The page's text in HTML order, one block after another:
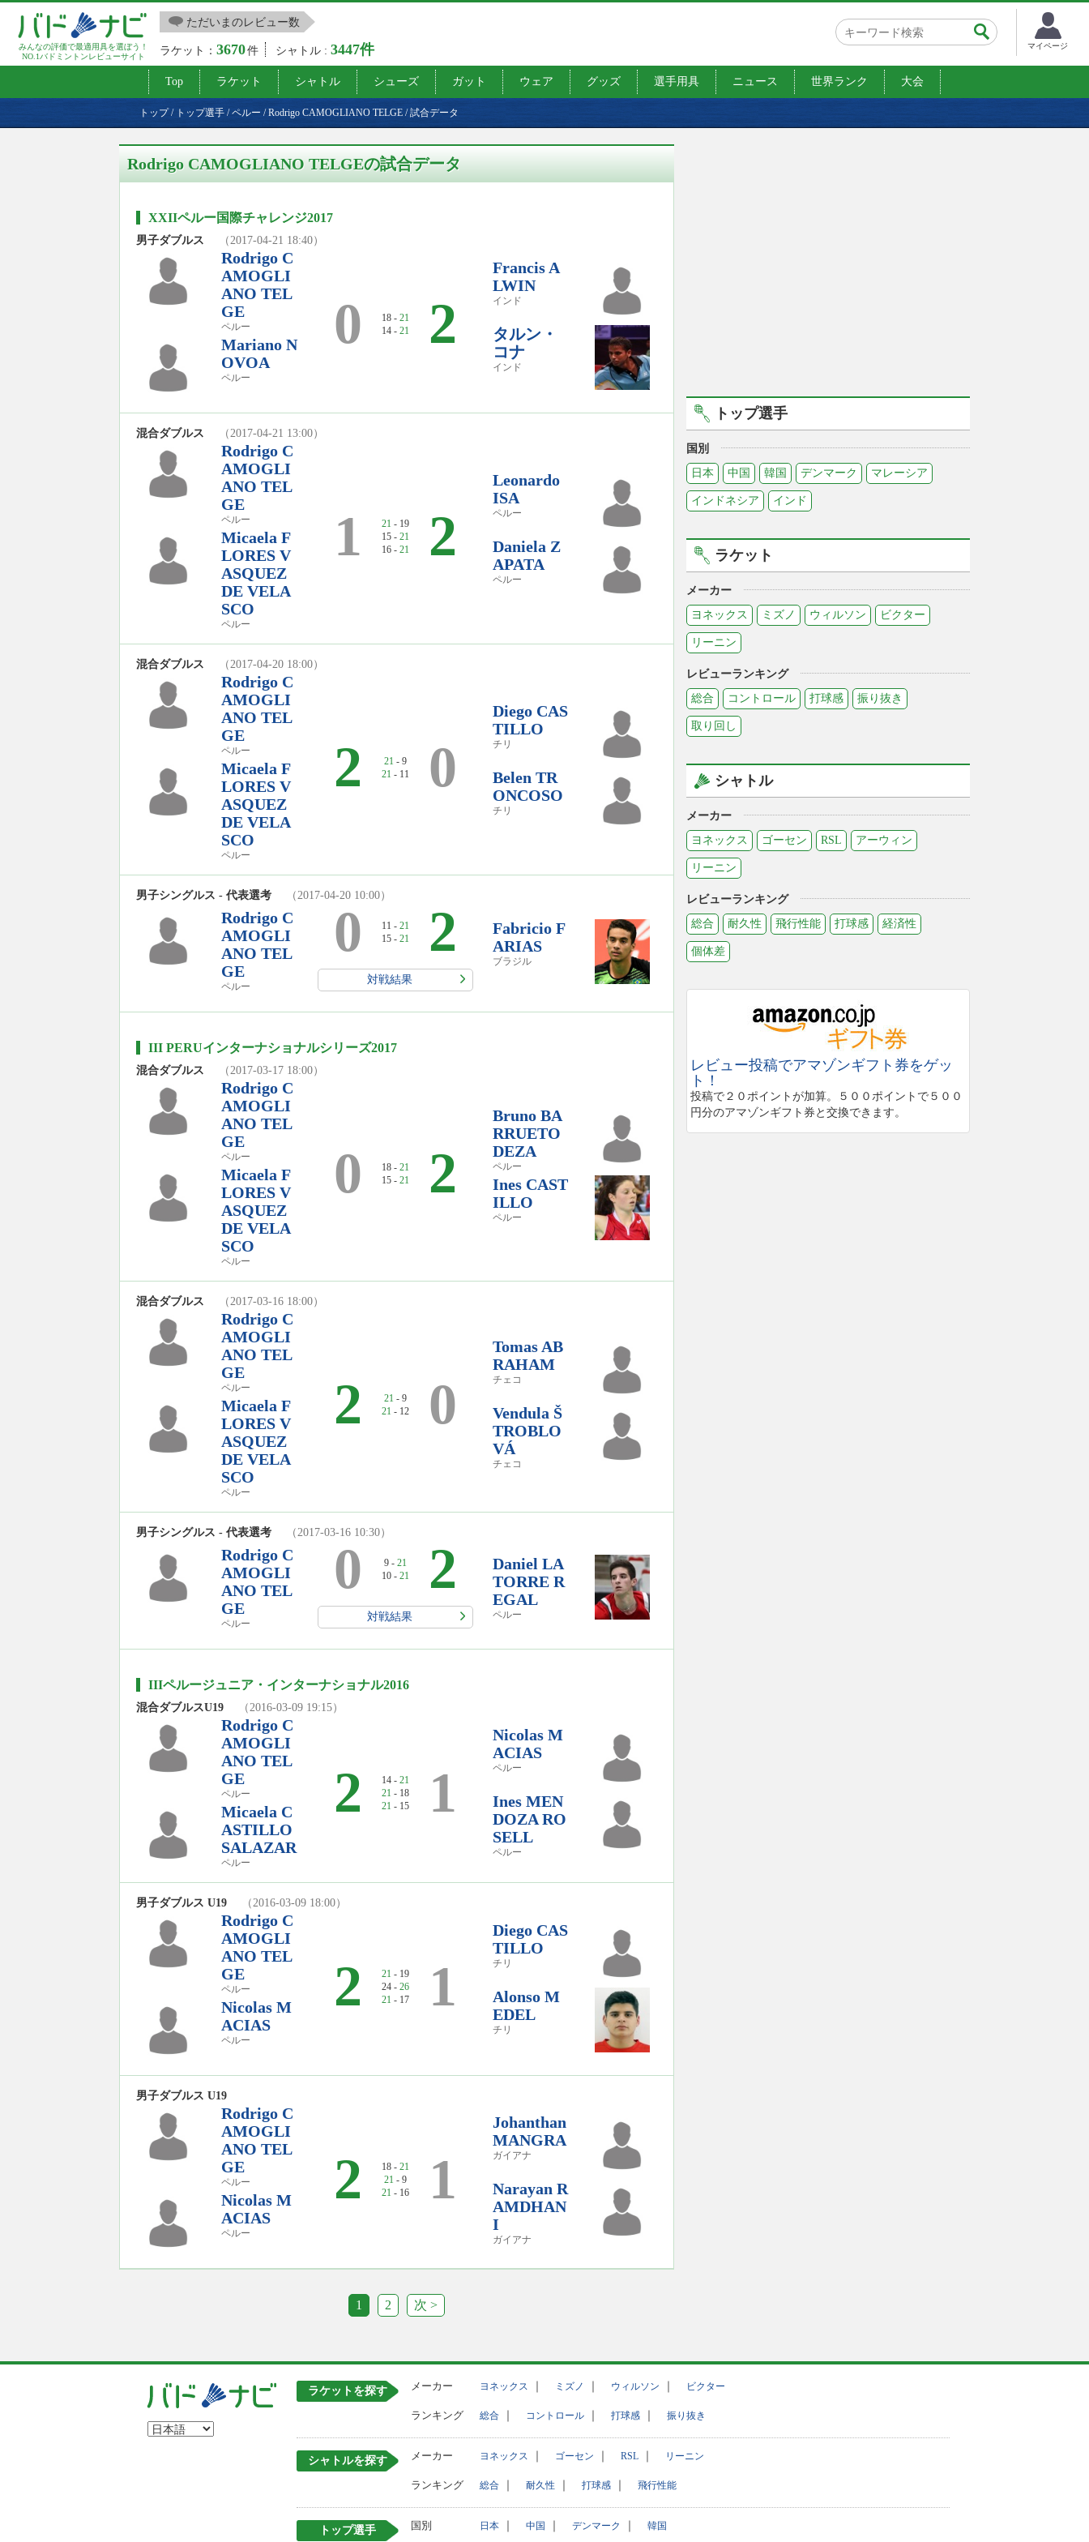
みんなの評価で最適用具を選ぼう！
NO.1バドミントンレビューサイト
ただいまのレビュー数
ラケット：3670件 シャトル :3447件 マイページ
Top ラケット シャトル シューズ ガット ウェア グッズ 選手用具 ニュース 世界ランク 大会
トップ/ トップ選手 /ペルー /Rodrigo CAMOGLIANO TELGE /試合データ
Rodrigo CAMOGLIANO TELGEの試合データ
XXIIペルー国際チャレンジ2017
男子ダブルス （2017-04-21 18:40）
Rodrigo C
AMOGLI
ANO TEL
GE
ペルー
Mariano N
OVOA
ペルー
0 18 - 21
14 - 21 2
Francis A
LWIN
インド
タルン・
コナ
インド
混合ダブルス （2017-04-21 13:00）
Rodrigo C
AMOGLI
ANO TEL
GE
ペルー
Micaela F
LORES V
ASQUEZ
DE VELA
SCO
ペルー
1 21 - 19
15 - 21
16 - 21 2
Leonardo
ISA
ペルー
Daniela Z
APATA
ペルー
混合ダブルス （2017-04-20 18:00）
Rodrigo C
AMOGLI
ANO TEL
GE
ペルー
Micaela F
LORES V
ASQUEZ
DE VELA
SCO
ペルー
2 21 - 9
21 - 11 0
Diego CAS
TILLO
チリ
Belen TR
ONCOSO
チリ
男子シングルス - 代表選考 （2017-04-20 10:00）
Rodrigo C
AMOGLI
ANO TEL
GE
ペルー
0 11 - 21
15 - 21 2
対戦結果
Fabricio F
ARIAS
ブラジル
III PERUインターナショナルシリーズ2017
混合ダブルス （2017-03-17 18:00）
Rodrigo C
AMOGLI
ANO TEL
GE
ペルー
Micaela F
LORES V
ASQUEZ
DE VELA
SCO
ペルー
0 18 - 21
15 - 21 2
Bruno BA
RRUETO
DEZA
ペルー
Ines CAST
ILLO
ペルー
混合ダブルス （2017-03-16 18:00）
Rodrigo C
AMOGLI
ANO TEL
GE
ペルー
Micaela F
LORES V
ASQUEZ
DE VELA
SCO
ペルー
2 21 - 9
21 - 12 0
Tomas AB
RAHAM
チェコ
Vendula Š
TROBLO
VÁ
チェコ
男子シングルス - 代表選考 （2017-03-16 10:30）
Rodrigo C
AMOGLI
ANO TEL
GE
ペルー
0 9 - 21
10 - 21 2
対戦結果
Daniel LA
TORRE R
EGAL
ペルー
IIIペルージュニア・インターナショナル2016
混合ダブルスU19 （2016-03-09 19:15）
Rodrigo C
AMOGLI
ANO TEL
GE
ペルー
Micaela C
ASTILLO
SALAZAR
ペルー
2 14 - 21
21 - 18
21 - 15 1
Nicolas M
ACIAS
ペルー
Ines MEN
DOZA RO
SELL
ペルー
男子ダブルス U19 （2016-03-09 18:00）
Rodrigo C
AMOGLI
ANO TEL
GE
ペルー
Nicolas M
ACIAS
ペルー
2 21 - 19
24 - 26
21 - 17 1
Diego CAS
TILLO
チリ
Alonso M
EDEL
チリ
男子ダブルス U19
Rodrigo C
AMOGLI
ANO TEL
GE
ペルー
Nicolas M
ACIAS
ペルー
2 18 - 21
21 - 9
21 - 16 1
Johanthan
MANGRA
ガイアナ
Narayan R
AMDHAN
I
ガイアナ
1 2 次 >
トップ選手
国別
日本
中国 韓国 デンマーク マレーシア
インドネシア インド
ラケット
メーカー
ヨネックス
ミズノ ウィルソン ビクター
リーニン
レビューランキング
総合
コントロール 打球感 振り抜き
取り回し
シャトル
メーカー
ヨネックス
ゴーセン RSL アーウィン
リーニン
レビューランキング
総合
耐久性 飛行性能 打球感 経済性
個体差
レビュー投稿でアマゾンギフト券をゲッ
ト！
投稿で２０ポイントが加算。５００ポイントで５００
円分のアマゾンギフト券と交換できます。
ラケットを探す メーカー ヨネックス ｜ ミズノ ｜ ウィルソン ｜ ビクター
ランキング 総合 ｜ コントロール ｜ 打球感 ｜ 振り抜き
シャトルを探す メーカー ヨネックス ｜ ゴーセン ｜ RSL ｜ リーニン
ランキング 総合 ｜ 耐久性 ｜ 打球感 ｜ 飛行性能
トップ選手 国別 日本 ｜ 中国 ｜ デンマーク ｜ 韓国